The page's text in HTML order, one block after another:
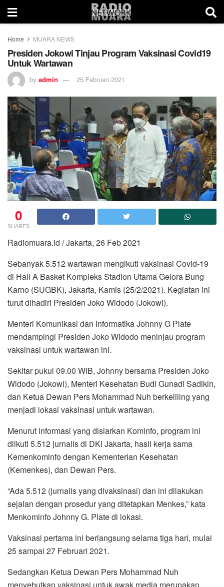
Home MUARA NEWS
Presiden Jokowi Tinjau Program Vaksinasi Covid19
Untuk Wartawan
by admin 25 Februari 2021
0
SHARES
Radiomuara.id / Jakarta, 26 Feb 2021
Sebanyak 5.512 wartawan mengikuti vaksinasi Covid-19
di Hall A Basket Kompleks Stadion Utama Gelora Bung
Karno (SUGBK), Jakarta, Kamis (25/2/2021). Kegiatan ini
turut dihadiri Presiden Joko Widodo (Jokowi).
Menteri Komunikasi dan Informatika Johnny G Plate
mendampingi Presiden Joko Widodo meninjau program
vaksinasi untuk wartawan ini.
Sekitar pukul 09.00 WIB, Johnny bersama Presiden Joko
Widodo (Jokowi), Menteri Kesehatan Budi Gunadi Sadikin,
dan Ketua Dewan Pers Mohammad Nuh berkeliling yang
menjadi lokasi vaksinasi untuk wartawan.
Menurut informasi yang disiarkan Kominfo, program ini
diikuti 5.512 jurnalis di DKI Jakarta, hasil kerja sama
Kemenkominfo dengan Kementerian Kesehatan
(Kemenkes), dan Dewan Pers.
“Ada 5.512 (jurnalis yang divaksinasi) dan ini dilakukan
sejalan dengan prosedur yang ditetapkan Menkes,” kata
Menkominfo Johnny G. Plate di lokasi.
Vaksinasi pertama ini berlangsung selama tiga hari, mulai
25 sampai 27 Februari 2021.
Sedangkan Ketua Dewan Pers Mohammad Nuh
menyebutkan vaksinasi untuk awak media merupakan